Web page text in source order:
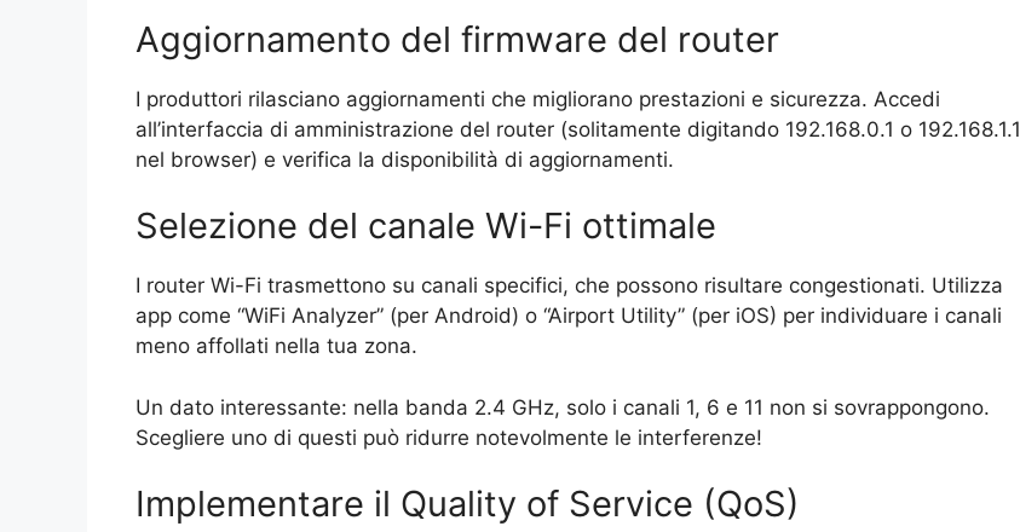
Aggiornamento del firmware del router
I produttori rilasciano aggiornamenti che migliorano prestazioni e sicurezza. Accedi
all’interfaccia di amministrazione del router (solitamente digitando 192.168.0.1 o 192.168.1.1
nel browser) e verifica la disponibilità di aggiornamenti.
Selezione del canale Wi-Fi ottimale
I router Wi-Fi trasmettono su canali specifici, che possono risultare congestionati. Utilizza
app come “WiFi Analyzer” (per Android) o “Airport Utility” (per iOS) per individuare i canali
meno affollati nella tua zona.
Un dato interessante: nella banda 2.4 GHz, solo i canali 1, 6 e 11 non si sovrappongono.
Scegliere uno di questi può ridurre notevolmente le interferenze!
Implementare il Quality of Service (QoS)